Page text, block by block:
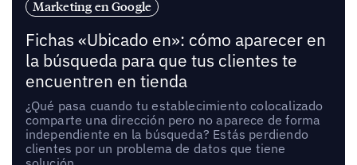
Marketing en Google
Fichas «Ubicado en»: cómo aparecer en
la búsqueda para que tus clientes te
encuentren en tienda
¿Qué pasa cuando tu establecimiento colocalizado
comparte una dirección pero no aparece de forma
independiente en la búsqueda? Estás perdiendo
clientes por un problema de datos que tiene